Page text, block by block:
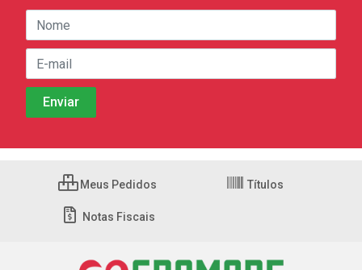
Meus Pedidos Títulos
Notas Fiscais